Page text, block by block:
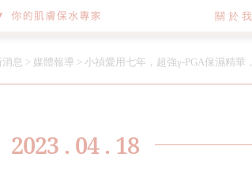
關於
息 > 媒體報導 > 小禎愛用七年，超強γ-PGA保濕精華
2023 . 04 . 18